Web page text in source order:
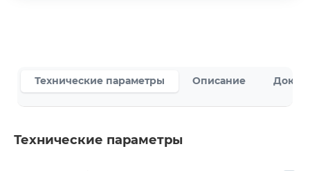
Технические параметры Описание
Технические параметры